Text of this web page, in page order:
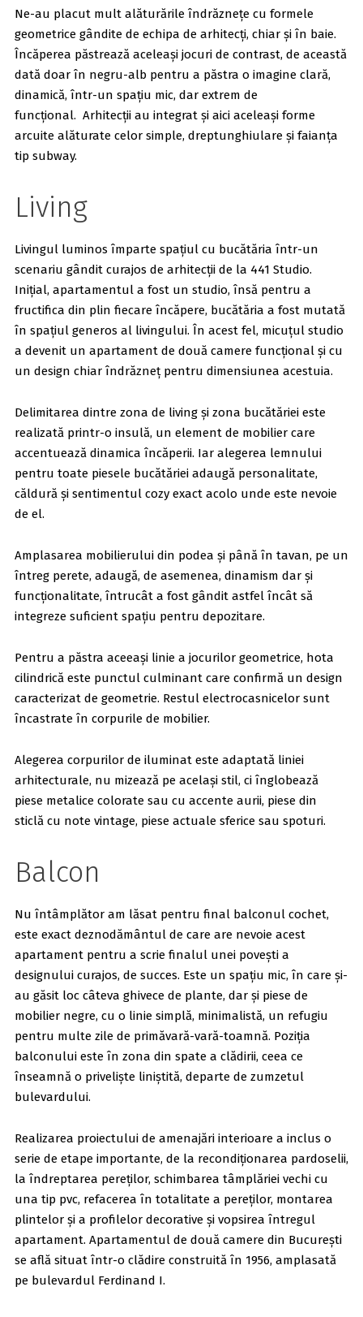
Ne-au placut mult alăturările îndrăznețe cu formele
geometrice gândite de echipa de arhitecți, chiar și în baie.
Încăperea păstrează aceleași jocuri de contrast, de această
dată doar în negru-alb pentru a păstra o imagine clară,
dinamică, într-un spațiu mic, dar extrem de
funcțional. Arhitecții au integrat și aici aceleași forme
arcuite alăturate celor simple, dreptunghiulare și faianța
tip subway.
Living
Livingul luminos împarte spațiul cu bucătăria într-un
scenariu gândit curajos de arhitecții de la 441 Studio.
Inițial, apartamentul a fost un studio, însă pentru a
fructifica din plin fiecare încăpere, bucătăria a fost mutată
în spațiul generos al livingului. În acest fel, micuțul studio
a devenit un apartament de două camere funcțional și cu
un design chiar îndrăzneț pentru dimensiunea acestuia.
Delimitarea dintre zona de living și zona bucătăriei este
realizată printr-o insulă, un element de mobilier care
accentuează dinamica încăperii. Iar alegerea lemnului
pentru toate piesele bucătăriei adaugă personalitate,
căldură și sentimentul cozy exact acolo unde este nevoie
de el.
Amplasarea mobilierului din podea și până în tavan, pe un
întreg perete, adaugă, de asemenea, dinamism dar și
funcționalitate, întrucât a fost gândit astfel încât să
integreze suficient spațiu pentru depozitare.
Pentru a păstra aceeași linie a jocurilor geometrice, hota
cilindrică este punctul culminant care confirmă un design
caracterizat de geometrie. Restul electrocasnicelor sunt
încastrate în corpurile de mobilier.
Alegerea corpurilor de iluminat este adaptată liniei
arhitecturale, nu mizează pe același stil, ci înglobează
piese metalice colorate sau cu accente aurii, piese din
sticlă cu note vintage, piese actuale sferice sau spoturi.
Balcon
Nu întâmplător am lăsat pentru final balconul cochet,
este exact deznodământul de care are nevoie acest
apartament pentru a scrie finalul unei povești a
designului curajos, de succes. Este un spațiu mic, în care și-
au găsit loc câteva ghivece de plante, dar și piese de
mobilier negre, cu o linie simplă, minimalistă, un refugiu
pentru multe zile de primăvară-vară-toamnă. Poziția
balconului este în zona din spate a clădirii, ceea ce
înseamnă o priveliște liniștită, departe de zumzetul
bulevardului.
Realizarea proiectului de amenajări interioare a inclus o
serie de etape importante, de la recondiționarea pardoselii,
la îndreptarea pereților, schimbarea tâmplăriei vechi cu
una tip pvc, refacerea în totalitate a pereților, montarea
plintelor și a profilelor decorative și vopsirea întregul
apartament. Apartamentul de două camere din București
se află situat într-o clădire construită în 1956, amplasată
pe bulevardul Ferdinand I.